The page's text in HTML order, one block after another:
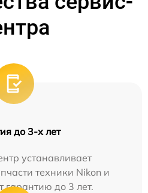
до 3-х лет
устанавливает
техники Nikon и
гарантию до 3 лет.